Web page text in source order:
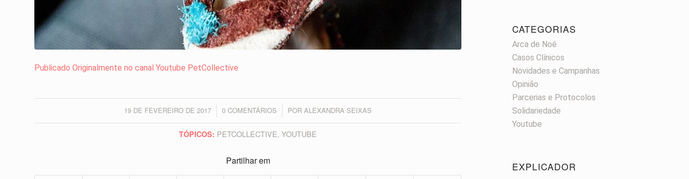
Publicado Originalmente no canal Youtube PetCollective
19 DE FEVEREIRO DE 2017
/ 0 COMENTÁRIOS
/ PORALEXANDRA SEIXAS
TÓPICOS: PETCOLLECTIVE,YOUTUBE
Partilhar em
CATEGORIAS
Arca de Noé
Casos Clínicos
Novidades e Campanhas
Opinião
Parcerias e Protocolos
Solidariedade
Youtube
EXPLICADOR